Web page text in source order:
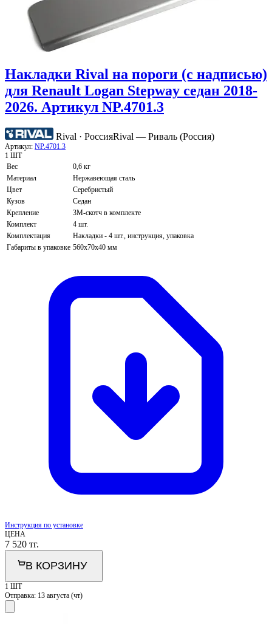
Накладки Rival на пороги (с надписью)
для Renault Logan Stepway седан 2018-
2026. Артикул NP.4701.3
Rival · РоссияRival — Риваль (Россия)
Артикул: NP.4701.3
1 ШТ
Вес
0,6 кг
Материал
Нержавеющая сталь
Цвет
Серебристый
Кузов
Седан
Крепление
3М-скотч в комплекте
Комплект
4 шт.
Комплектация
Накладки - 4 шт., инструкция, упаковка
Габариты в упаковке 560х70х40 мм
Инструкция по установке
ЦЕНА
7 520 тг.
В КОРЗИНУ
1 ШТ
Отправка: 13 августа (чт)